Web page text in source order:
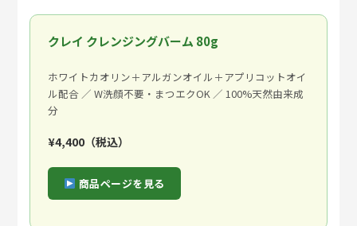
クレイ クレンジングバーム 80g
ホワイトカオリン＋アルガンオイル＋アプリコットオイ
ル配合 ／ W洗顔不要・まつエクOK ／ 100%天然由来成
分
¥4,400（税込）
商品ページを見る